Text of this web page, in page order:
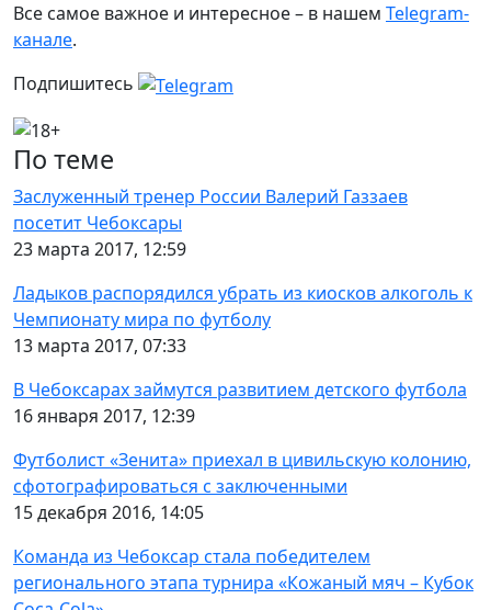
Все самое важное и интересное – в нашем Telegram-
канале.
Подпишитесь
По теме
Заслуженный тренер России Валерий Газзаев
посетит Чебоксары
23 марта 2017, 12:59
Ладыков распорядился убрать из киосков алкоголь к
Чемпионату мира по футболу
13 марта 2017, 07:33
В Чебоксарах займутся развитием детского футбола
16 января 2017, 12:39
Футболист «Зенита» приехал в цивильскую колонию,
сфотографироваться с заключенными
15 декабря 2016, 14:05
Команда из Чебоксар стала победителем
регионального этапа турнира «Кожаный мяч – Кубок